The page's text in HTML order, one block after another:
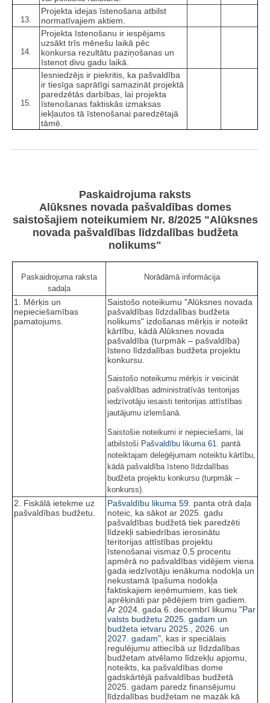
13.
Projekta idejas īstenošana atbilst
normatīvajiem aktiem.
14.
Projekta īstenošanu ir iespējams
uzsākt trīs mēnešu laikā pēc
konkursa rezultātu paziņošanas un
īstenot divu gadu laikā.
15.
Iesniedzējs ir piekritis, ka pašvaldība
ir tiesīga saprātīgi samazināt projektā
paredzētās darbības, lai projekta
īstenošanas faktiskās izmaksas
iekļautos tā īstenošanai paredzētajā
tāmē.
Paskaidrojuma raksts
Alūksnes novada pašvaldības domes
saistošajiem noteikumiem Nr. 8/2025 "Alūksnes
novada pašvaldības līdzdalības budžeta
nolikums"
Paskaidrojuma raksta
sadaļa
Norādāmā informācija
1. Mērķis un
nepieciešamības
pamatojums.
Saistošo noteikumu "Alūksnes novada
pašvaldības līdzdalības budžeta
nolikums" izdošanas mērķis ir noteikt
kārtību, kādā Alūksnes novada
pašvaldība (turpmāk – pašvaldība)
īsteno līdzdalības budžeta projektu
konkursu.
Saistošo noteikumu mērķis ir veicināt
pašvaldības administratīvās teritorijas
iedzīvotāju iesaisti teritorijas attīstības
jautājumu izlemšanā.
Saistošie noteikumi ir nepieciešami, lai
atbilstoši Pašvaldību likuma 61. pantā
noteiktajam deleģējumam noteiktu kārtību,
kādā pašvaldība īsteno līdzdalības
budžeta projektu konkursu (turpmāk –
konkurss).
2. Fiskālā ietekme uz
pašvaldības budžetu.
Pašvaldību likuma 59. panta otrā daļa
noteic, ka sākot ar 2025. gadu
pašvaldības budžetā tiek paredzēti
līdzekļi sabiedrības ierosinātu
teritorijas attīstības projektu
īstenošanai vismaz 0,5 procentu
apmērā no pašvaldības vidējiem viena
gada iedzīvotāju ienākuma nodokļa un
nekustamā īpašuma nodokļa
faktiskajiem ieņēmumiem, kas tiek
aprēķināti par pēdējiem trim gadiem.
Ar 2024. gada 6. decembrī likumu "Par
valsts budžetu 2025. gadam un
budžeta ietvaru 2025., 2026. un
2027. gadam", kas ir speciālais
regulējumu attiecībā uz līdzdalības
budžetam atvēlamo līdzekļu apjomu,
noteikts, ka pašvaldības dome
gadskārtējā pašvaldības budžetā
2025. gadam paredz finansējumu
līdzdalības budžetam ne mazāk kā